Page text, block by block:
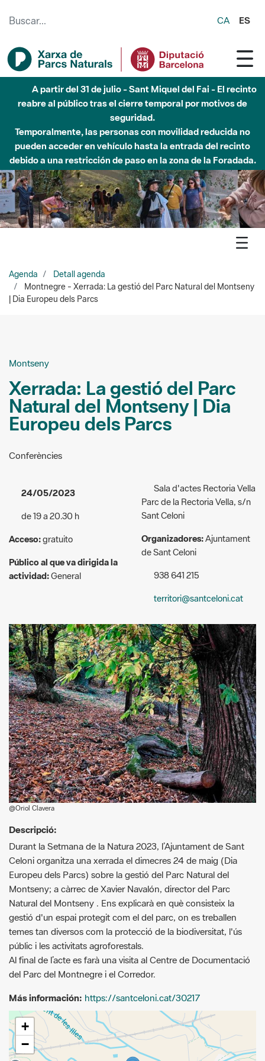
CA ES
5 de agosto - Sant Llorenç-Obac - Nivel 3 del Plan Alfa
(peligro muy alto de incendio)
Agenda
Detall agenda
Montnegre - Xerrada: La gestió del Parc Natural del Montseny
Montseny
Europeu dels Parcs
Conferències
24/05/2023
de 19 a 20.30 h
actividad: General
Sala d'actes Rectoria Vella
Ajuntament
de Sant Celoni
938 641 215
territori@santceloni.cat
@Oriol Clavera
Descripció:
Durant la Setmana de la Natura 2023, l’Ajuntament de Sant
Celoni organitza una xerrada el dimecres 24 de maig (Dia
Montseny; a càrrec de Xavier Navalón, director del Parc
Natural del Montseny . Ens explicarà en què consisteix la
gestió d'un espai protegit com el del parc, on es treballen
temes tan diversos com la protecció de la biodiversitat, l'ús
públic i les activitats agroforestals.
Al final de l’acte es farà una visita al Centre de Documentació
del Parc del Montnegre i el Corredor.
Más información:
https://santceloni.cat/30217
+